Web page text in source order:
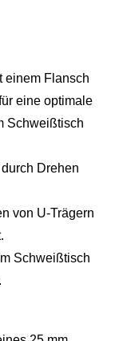
einem Flansch
eine optimale
Schweißtisch
Drehen
von U-Trägern
Schweißtisch